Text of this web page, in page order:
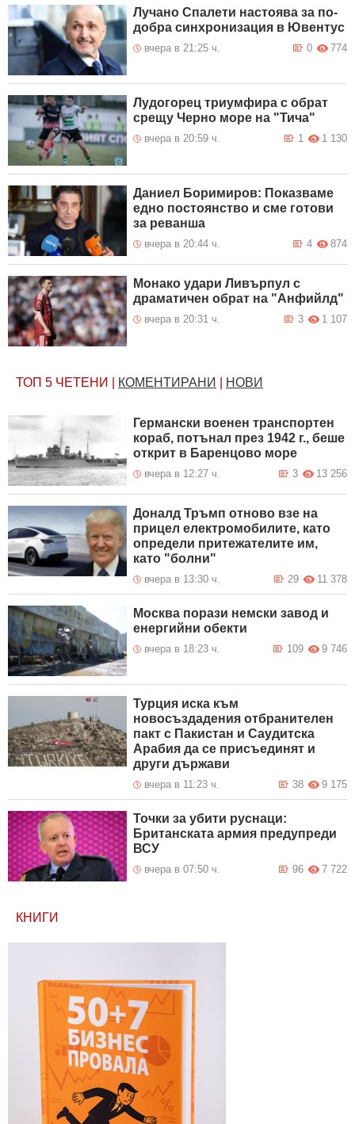
Лучано Спалети настоява за по-
добра синхронизация в Ювентус
вчера в 21:25 ч. 774
0
Лудогорец триумфира с обрат
срещу Черно море на "Тича"
вчера в 20:59 ч. 1 130
1
Даниел Боримиров: Показваме
едно постоянство и сме готови
за реванша
вчера в 20:44 ч. 874
4
Монако удари Ливърпул с
драматичен обрат на "Анфийлд"
вчера в 20:31 ч. 1 107
3
ТОП 5 ЧЕТЕНИ КОМЕНТИРАНИ НОВИ
Германски военен транспортен
кораб, потънал през 1942 г., беше
открит в Баренцово море
вчера в 12:27 ч. 13 256
3
Доналд Тръмп отново взе на
прицел електромобилите, като
определи притежателите им,
като "болни"
вчера в 13:30 ч. 11 378
29
Москва порази немски завод и
енергийни обекти
вчера в 18:23 ч. 9 746
109
Турция иска към
новосъздадения отбранителен
пакт с Пакистан и Саудитска
Арабия да се присъединят и
други държави
вчера в 11:23 ч. 9 175
38
Точки за убити руснаци:
Британската армия предупреди
ВСУ
вчера в 07:50 ч. 7 722
96
КНИГИ